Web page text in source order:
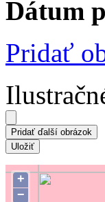
Dátum
Pridať
+
−